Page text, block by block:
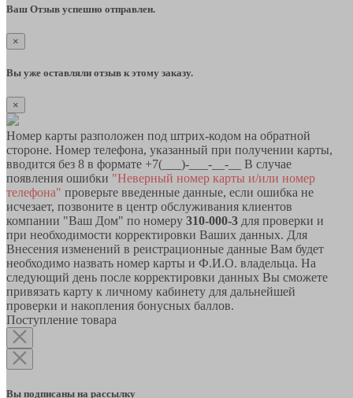
Ваш Отзыв успешно отправлен.
×
Вы уже оставляли отзыв к этому заказу.
×
Номер карты разположен под штрих-кодом на обратной
стороне. Номер телефона, указанный при получении карты,
вводится без 8 в формате +7(___)-___-__-__ В случае
появления ошибки "Неверный номер карты и/или номер
телефона" проверьте введенные данные, если ошибка не
исчезает, позвоните в центр обслуживания клиентов
компании "Ваш Дом" по номеру 310-000-3 для проверки и
при необходимости корректировки Ваших данных. Для
Внесения изменений в реистрационные данные Вам будет
необходимо назвать номер карты и Ф.И.О. владельца. На
следующий день после корректировки данных Вы сможете
привязать карту к личному кабинету для дальнейшей
проверки и накопления бонусных баллов.
Поступление товара
Вы подписаны на рассылку